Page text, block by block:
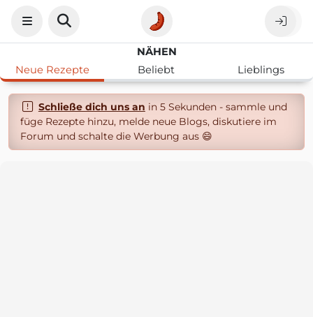
NÄHEN
Neue Rezepte
Beliebt Lieblings
Schließe dich uns an in 5 Sekunden - sammle und
füge Rezepte hinzu, melde neue Blogs, diskutiere im
Forum und schalte die Werbung aus 😄